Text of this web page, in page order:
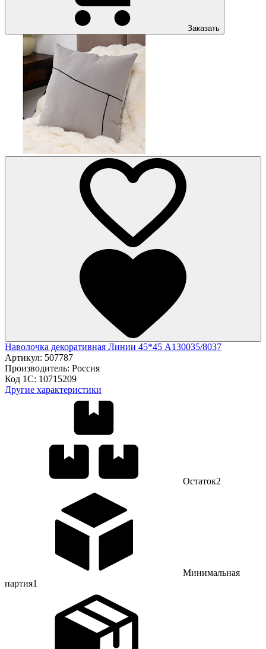
Заказать
Наволочка декоративная Линии 45*45 А130035/8037
Артикул: 507787
Производитель: Россия
Код 1С: 10715209
Другие характеристики
Остаток2
Минимальная
партия1